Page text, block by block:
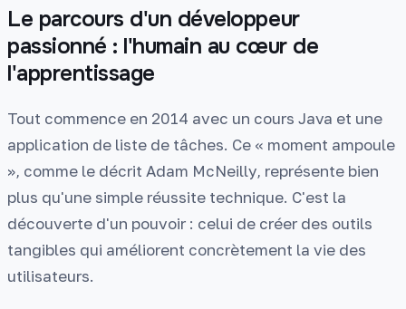
Le parcours d'un développeur
passionné : l'humain au cœur de
l'apprentissage
Tout commence en 2014 avec un cours Java et une
application de liste de tâches. Ce « moment ampoule
», comme le décrit Adam McNeilly, représente bien
plus qu'une simple réussite technique. C'est la
découverte d'un pouvoir : celui de créer des outils
tangibles qui améliorent concrètement la vie des
utilisateurs.